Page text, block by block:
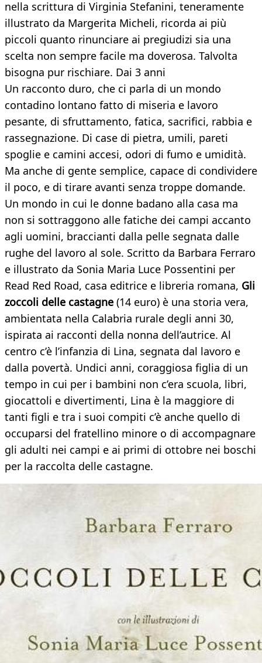
nella scrittura di Virginia Stefanini, teneramente
illustrato da Margerita Micheli, ricorda ai più
piccoli quanto rinunciare ai pregiudizi sia una
scelta non sempre facile ma doverosa. Talvolta
bisogna pur rischiare. Dai 3 anni
Un racconto duro, che ci parla di un mondo
contadino lontano fatto di miseria e lavoro
pesante, di sfruttamento, fatica, sacrifici, rabbia e
rassegnazione. Di case di pietra, umili, pareti
spoglie e camini accesi, odori di fumo e umidità.
Ma anche di gente semplice, capace di condividere
il poco, e di tirare avanti senza troppe domande.
Un mondo in cui le donne badano alla casa ma
non si sottraggono alle fatiche dei campi accanto
agli uomini, braccianti dalla pelle segnata dalle
rughe del lavoro al sole. Scritto da Barbara Ferraro
e illustrato da Sonia Maria Luce Possentini per
Read Red Road, casa editrice e libreria romana, Gli
zoccoli delle castagne (14 euro) è una storia vera,
ambientata nella Calabria rurale degli anni 30,
ispirata ai racconti della nonna dell’autrice. Al
centro c’è l’infanzia di Lina, segnata dal lavoro e
dalla povertà. Undici anni, coraggiosa figlia di un
tempo in cui per i bambini non c’era scuola, libri,
giocattoli e divertimenti, Lina è la maggiore di
tanti figli e tra i suoi compiti c’è anche quello di
occuparsi del fratellino minore o di accompagnare
gli adulti nei campi e ai primi di ottobre nei boschi
per la raccolta delle castagne.